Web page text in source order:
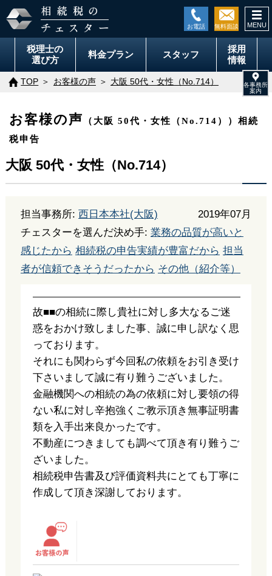
税理士の
選び方
料金プラン スタッフ
採用
情報
TOP お客様の声 大阪 50代・女性（No.714）
お客様の声
（大阪 50代・女性（No.714））相続
税申告
大阪 50代・女性（No.714）
担当事務所: 西日本本社(大阪)
2019年07月
チェスターを選んだ決め手: 業務の品質が高いと
感じたから 相続税の申告実績が豊富だから 担当
者が信頼できそうだったから その他（紹介等）
故■■の相続に際し貴社に対し多大なるご迷
惑をおかけ致しました事、誠に申し訳なく思
っております。
それにも関わらず今回私の依頼をお引き受け
下さいまして誠に有り難うございました。
金融機関への相続の為の依頼に対し要領の得
ない私に対し辛抱強くご教示頂き無事証明書
類を入手出来良かったです。
不動産につきましても調べて頂き有り難うご
ざいました。
相続税申告書及び評価資料共にとても丁寧に
作成して頂き深謝しております。